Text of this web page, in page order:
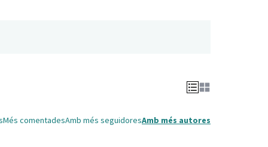
Més comentadesAmb més seguidoresAmb més autores